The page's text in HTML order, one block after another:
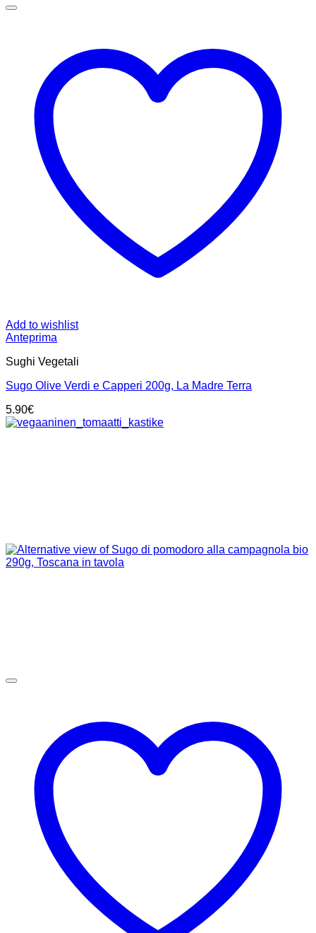
Add to wishlist
Anteprima
Sughi Vegetali
Sugo Olive Verdi e Capperi 200g, La Madre Terra
5.90€